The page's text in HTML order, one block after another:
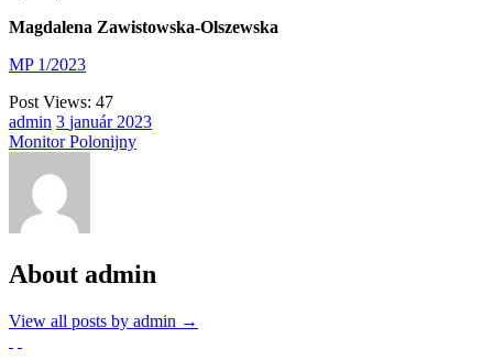
Magdalena Zawistowska-Olszewska
MP 1/2023
Post Views: 47
admin 3 január 2023
Monitor Polonijny
About admin
View all posts by admin →